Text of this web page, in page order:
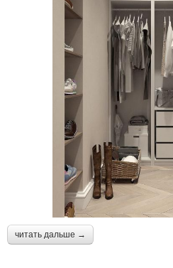
читать дальше →